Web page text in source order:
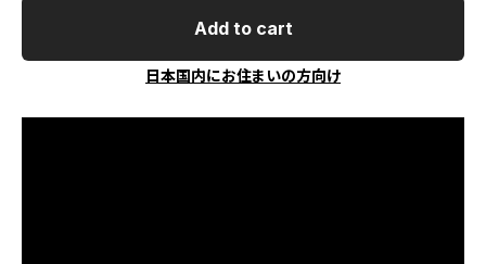
Add to cart
日本国内にお住まいの方向け